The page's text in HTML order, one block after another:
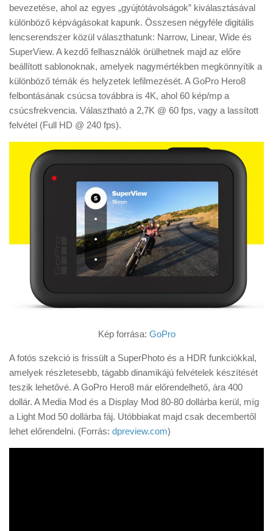
bevezetése, ahol az egyes „gyújtótávolságok” kiválasztásával
különböző képvágásokat kapunk. Összesen négyféle digitális
lencserendszer közül választhatunk: Narrow, Linear, Wide és
SuperView. A kezdő felhasználók örülhetnek majd az előre
beállított sablonoknak, amelyek nagymértékben megkönnyítik a
különböző témák és helyzetek lefilmezését. A GoPro Hero8
felbontásának csúcsa továbbra is 4K, ahol 60 kép/mp a
csúcsfrekvencia. Választható a 2,7K @ 60 fps, vagy a lassított
felvétel (Full HD @ 240 fps).
Kép forrása: GoPro
A fotós szekció is frissült a SuperPhoto és a HDR funkciókkal,
amelyek részletesebb, tágabb dinamikájú felvételek készítését
teszik lehetővé. A GoPro Hero8 már előrendelhető, ára 400
dollár. A Media Mod és a Display Mod 80-80 dollárba kerül, míg
a Light Mod 50 dollárba fáj. Utóbbiakat majd csak decembertől
lehet előrendelni. (Forrás: dpreview.com)